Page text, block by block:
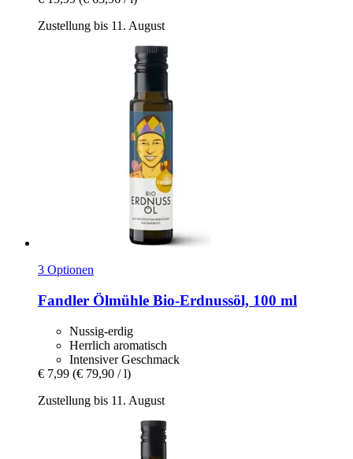
Zustellung bis 11. August
3 Optionen
Fandler Ölmühle Bio-​Erdnussöl, 100 ml
Nussig-erdig
Herrlich aromatisch
Intensiver Geschmack
€ 7,99 (€ 79,90 / l)
Zustellung bis 11. August